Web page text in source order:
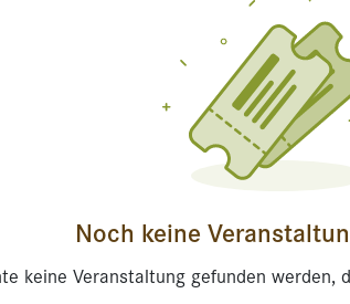
Noch keine
keine Veranstaltung gefunden